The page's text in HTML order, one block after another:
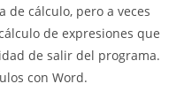
de cálculo, pero a veces
de expresiones que
de salir del programa.
con Word.